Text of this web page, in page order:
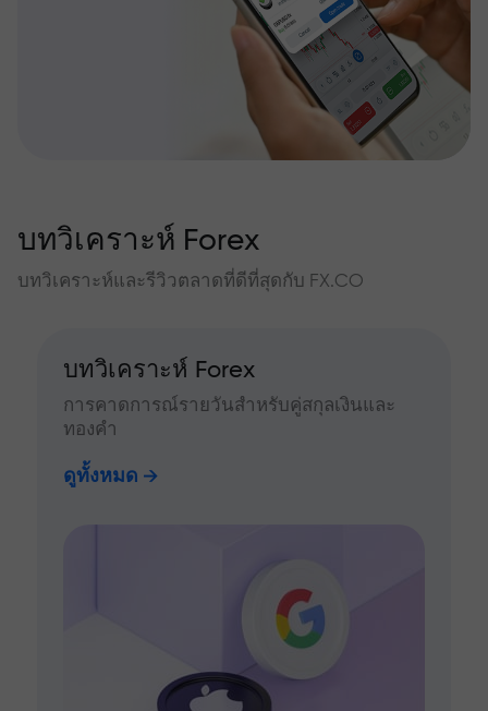
บทวิเคราะห์ Forex
บทวิเคราะห์และรีวิวตลาดที่ดีที่สุดกับ FX.CO
บทวิเคราะห์ Forex
การคาดการณ์รายวันสำหรับคู่สกุลเงินและ
ทองคำ
ดูทั้งหมด